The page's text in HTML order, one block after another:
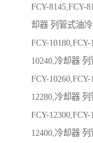
FCY-8145,FCY-
却器 列管式油
FCY-
10240,冷却器
FCY-
12280,冷却器
FCY-
12400,冷却器